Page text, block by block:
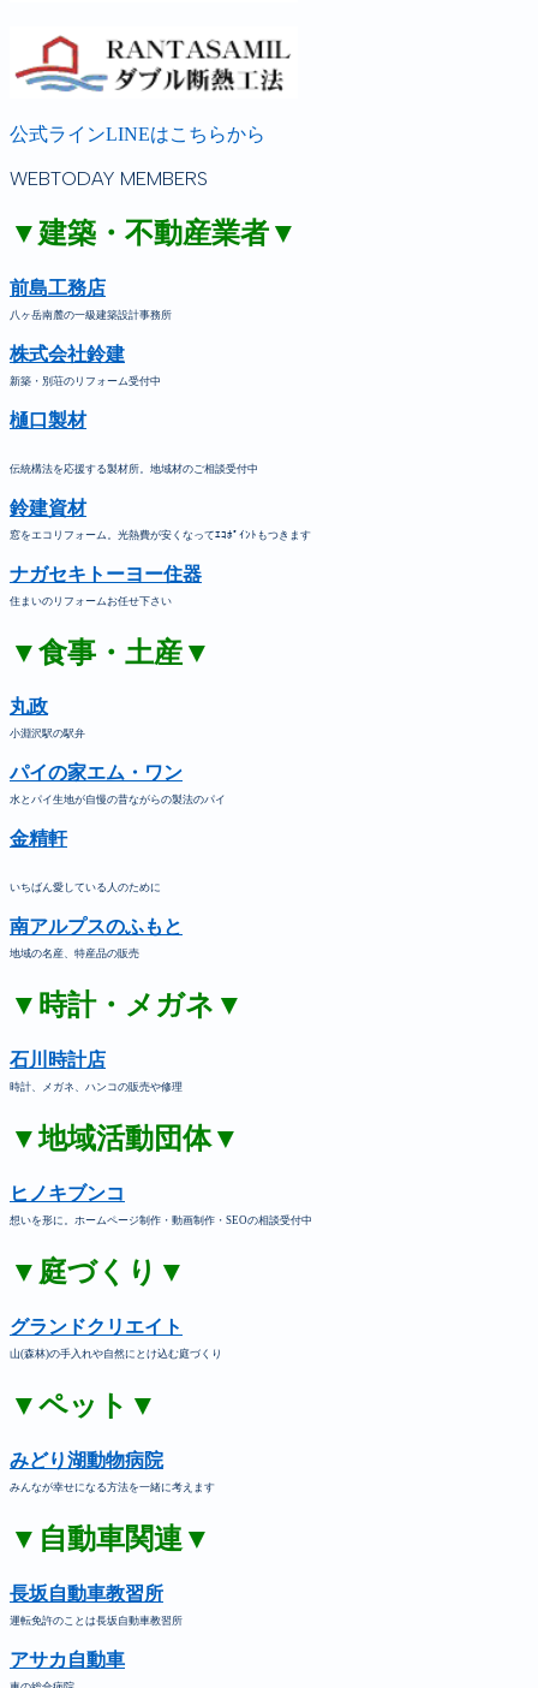
公式ラインLINEはこちらから
WEBTODAY MEMBERS
▼建築・不動産業者▼
前島工務店
八ヶ岳南麓の一級建築設計事務所
株式会社鈴建
新築・別荘のリフォーム受付中
樋口製材
伝統構法を応援する製材所。地域材のご相談受付中
鈴建資材
窓をエコリフォーム。光熱費が安くなってｴｺﾎﾟｲﾝﾄもつきます
ナガセキトーヨー住器
住まいのリフォームお任せ下さい
▼食事・土産▼
丸政
小淵沢駅の駅弁
パイの家エム・ワン
水とパイ生地が自慢の昔ながらの製法のパイ
金精軒
いちばん愛している人のために
南アルプスのふもと
地域の名産、特産品の販売
▼時計・メガネ▼
石川時計店
時計、メガネ、ハンコの販売や修理
▼地域活動団体▼
ヒノキブンコ
想いを形に。ホームページ制作・動画制作・SEOの相談受付中
▼庭づくり▼
グランドクリエイト
山(森林)の手入れや自然にとけ込む庭づくり
▼ペット▼
みどり湖動物病院
みんなが幸せになる方法を一緒に考えます
▼自動車関連▼
長坂自動車教習所
運転免許のことは長坂自動車教習所
アサカ自動車